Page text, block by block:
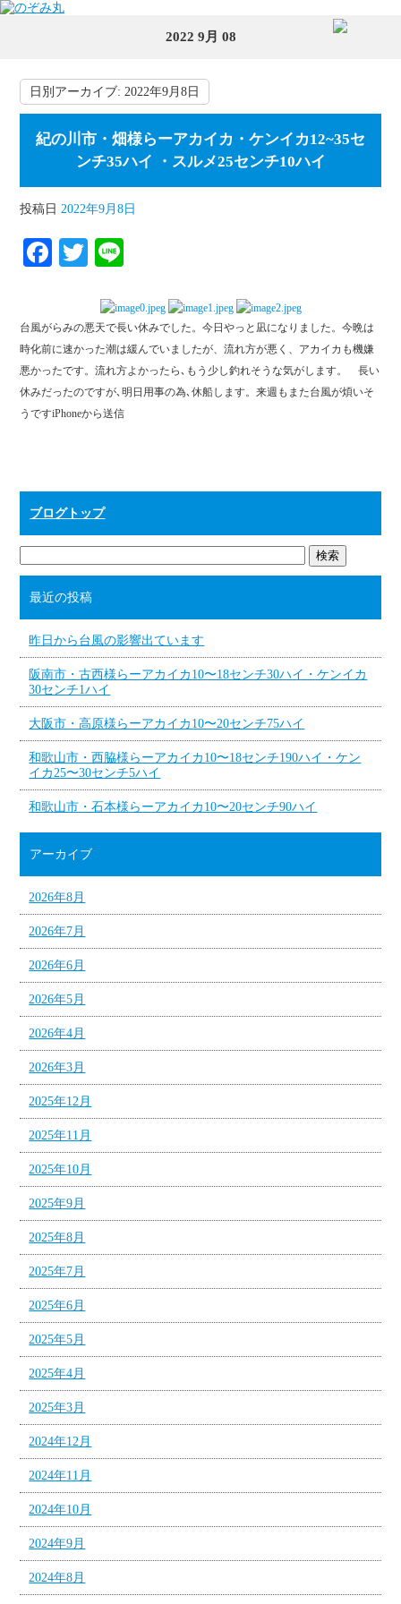
2022 9月 08
日別アーカイブ:2022年9月8日
紀の川市・畑様らーアカイカ・ケンイカ12~35セ
ンチ35ハイ ・スルメ25センチ10ハイ
投稿日 2022年9月8日
Fa
ok
T
tte
r
台風がらみの悪天で長い休みでした。今日やっと凪になりました。今晩は
時化前に速かった潮は緩んでいましたが、流れ方が悪く、アカイカも機嫌
悪かったです。流れ方よかったら､もう少し釣れそうな気がします。 長い
休みだったのですが､明日用事の為､休船します。来週もまた台風が煩いそ
うですiPhoneから送信
ブログトップ
最近の投稿
昨日から台風の影響出ています
阪南市・古西様らーアカイカ10〜18センチ30ハイ・ケンイカ
30センチ1ハイ
大阪市・高原様らーアカイカ10〜20センチ75ハイ
和歌山市・西脇様らーアカイカ10〜18センチ190ハイ・ケン
イカ25〜30センチ5ハイ
和歌山市・石本様らーアカイカ10〜20センチ90ハイ
アーカイブ
2026年8月
2026年7月
2026年6月
2026年5月
2026年4月
2026年3月
2025年12月
2025年11月
2025年10月
2025年9月
2025年8月
2025年7月
2025年6月
2025年5月
2025年4月
2025年3月
2024年12月
2024年11月
2024年10月
2024年9月
2024年8月